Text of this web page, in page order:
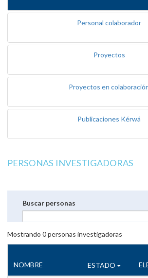
Personal colaborador
Proyectos
Proyectos en
Publicaciones Kérwá
PERSONAS INVESTIGADORAS
Buscar personas
Mostrando 0personas investigadoras
NOMBRE ESTADO